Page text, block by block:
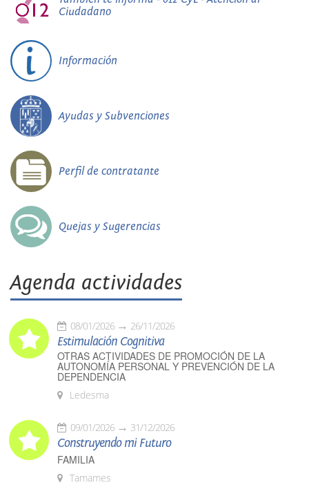
Ciudadano
Información
Ayudas y Subvenciones
Perfil de contratante
Quejas y Sugerencias
Agenda actividades
08/01/2026 26/11/2026
Estimulación Cognitiva
OTRAS ACTIVIDADES DE PROMOCIÓN DE LA
AUTONOMÍA PERSONAL Y PREVENCIÓN DE LA
DEPENDENCIA
Ledesma
09/01/2026 31/12/2026
Construyendo mi Futuro
FAMILIA
Tamames